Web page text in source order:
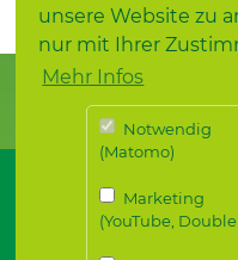
unsere Website zu
nur mit Ihrer
Mehr Infos
Notwendig
(Matomo)
Marketing
(YouTube,